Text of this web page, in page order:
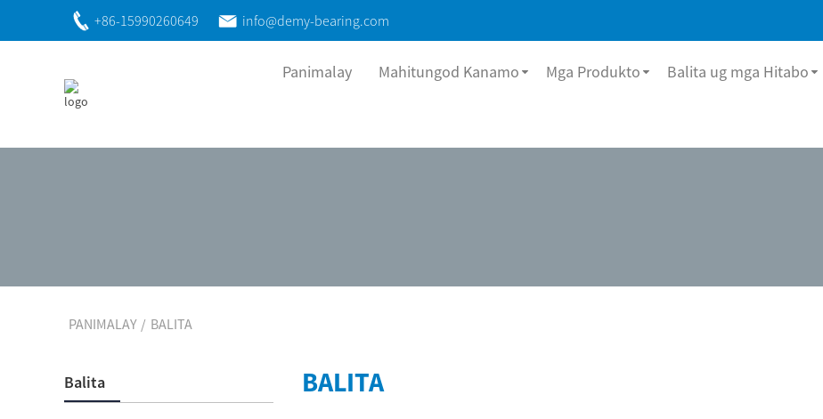
+86-15990260649 info@demy-bearing.com
Panimalay Mahitungod Kanamo Mga Produkto Balita ug mga Hitabo
PANIMALAY BALITA
Balita BALITA